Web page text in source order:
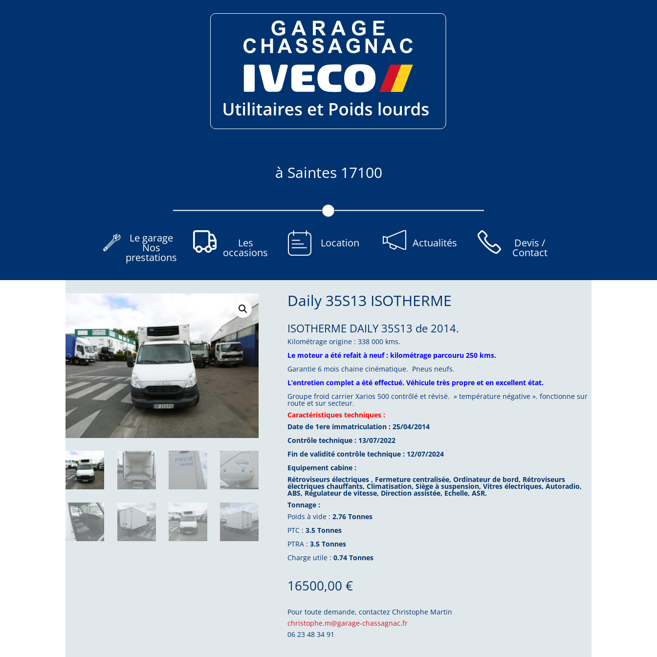
à Saintes 17100
Le garage
Nos
prestations
Les
occasions
Location Actualités Devis /
Contact
Daily 35S13 ISOTHERME
ISOTHERME DAILY 35S13 de 2014.
Kilométrage origine : 338 000 kms.
Le moteur a été refait à neuf : kilométrage parcouru 250 kms.
Garantie 6 mois chaine cinématique. Pneus neufs.
L’entretien complet a été effectué. Véhicule très propre et en excellent état.
Groupe froid carrier Xarios 500 contrôlé et révisé. » température négative ». fonctionne sur
route et sur secteur.
Caractéristiques techniques :
Date de 1ere immatriculation : 25/04/2014
Contrôle technique : 13/07/2022
Fin de validité contrôle technique : 12/07/2024
Equipement cabine :
Rétroviseurs électriques , Fermeture centralisée,Ordinateur de bord, Rétroviseurs
électriques chauffants,Climatisation,Siège à suspension,Vitres électriques,Autoradio,
ABS, Régulateur de vitesse, Direction assistée, Echelle,ASR.
Tonnage :
Poids à vide :2.76 Tonnes
PTC :3.5 Tonnes
PTRA :3.5 Tonnes
Charge utile :0.74 Tonnes
16500,00€
Pour toute demande, contactez Christophe Martin
christophe.m@garage-chassagnac.fr
06 23 48 34 91